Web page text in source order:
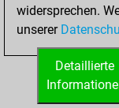
STARTSEITE
widersprechen.
unserer
Detaillierte